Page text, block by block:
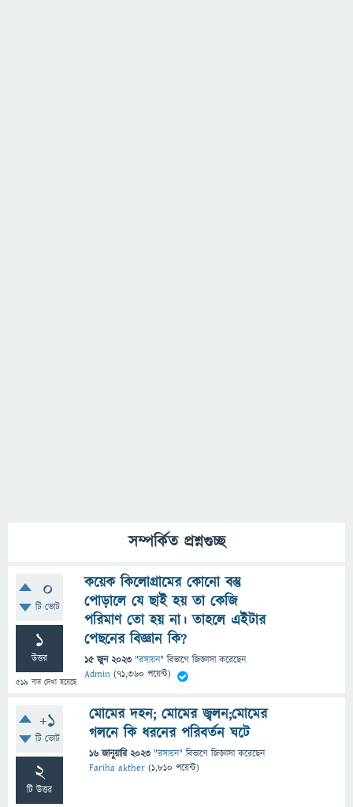
সম্পর্কিত প্রশ্নগুচ্ছ
0
টি ভোট
1
উত্তর
519 বার দেখা হয়েছে
কয়েক কিলোগ্রামের কোনো বস্তু
পোড়ালে যে ছাই হয় তা কেজি
পরিমাণ তো হয় না। তাহলে এইটার
পেছনের বিজ্ঞান কি?
15 জুন 2023 "রসায়ন" বিভাগে জিজ্ঞাসাকরেছেন
Admin (71,360 পয়েন্ট)
+1
টি ভোট
2
টি উত্তর
মোমের দহন; মোমের জ্বলন;মোমের
গলনে কি ধরনের পরিবর্তন ঘটে
16 জানুয়ারি 2023 "রসায়ন" বিভাগে জিজ্ঞাসাকরেছেন
Fariha akther (1,810 পয়েন্ট)